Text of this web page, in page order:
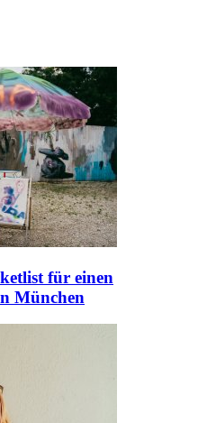
für einen
München